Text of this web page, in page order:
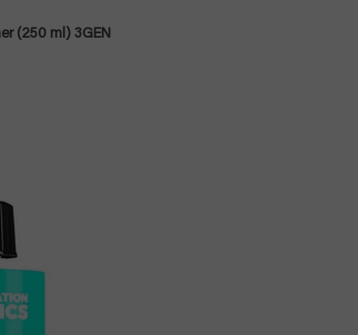
(250 ml) 3GEN